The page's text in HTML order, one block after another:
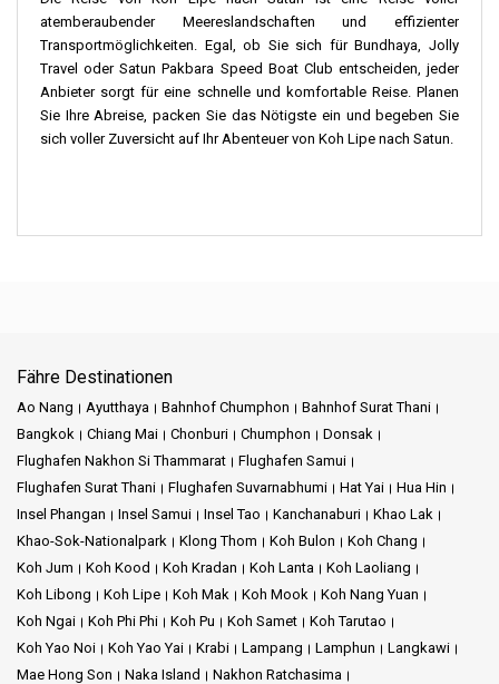
atemberaubender Meereslandschaften und effizienter
Transportmöglichkeiten. Egal, ob Sie sich für Bundhaya, Jolly
Travel oder Satun Pakbara Speed ​​Boat Club entscheiden, jeder
Anbieter sorgt für eine schnelle und komfortable Reise. Planen
Sie Ihre Abreise, packen Sie das Nötigste ein und begeben Sie
sich voller Zuversicht auf Ihr Abenteuer von Koh Lipe nach Satun.
Fähre Destinationen
Ao Nang Ayutthaya Bahnhof Chumphon
Bahnhof Surat Thani
Bangkok
Chiang Mai Chonburi Chumphon
Donsak
Flughafen Nakhon Si Thammarat
Flughafen Samui
Flughafen Surat Thani
Flughafen Suvarnabhumi Hat Yai
Hua Hin
Insel Phangan
Insel Samui Insel Tao Kanchanaburi
Khao Lak
Khao-Sok-Nationalpark
Klong Thom Koh Bulon
Koh Chang
Koh Jum
Koh Kood Koh Kradan Koh Lanta
Koh Laoliang
Koh Libong
Koh Lipe Koh Mak Koh Mook
Koh Nang Yuan
Koh Ngai
Koh Phi Phi Koh Pu Koh Samet
Koh Tarutao
Koh Yao Noi
Koh Yao Yai Krabi Lampang Lamphun
Langkawi
Mae Hong Son
Naka Island
Nakhon Ratchasima